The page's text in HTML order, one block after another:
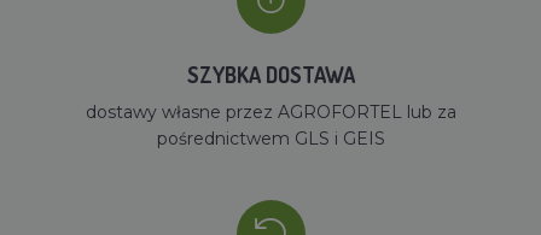
SZYBKA DOSTAWA
dostawy własne przez AGROFORTEL lub za
pośrednictwem GLS i GEIS